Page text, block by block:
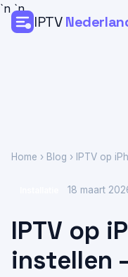
`n`n
IPTV
Home › Blog › IPTV op
18 maart
IPTV op
instellen